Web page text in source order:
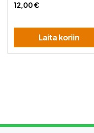
12,00 €
Laita koriin